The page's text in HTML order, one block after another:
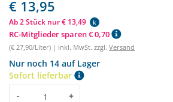
€ 13,95
Ab 2 Stück nur € 13,49 k
RC-Mitglieder sparen € 0,70
(€ 27,90/Liter) | inkl. MwSt. zzgl. Versand
Nur noch 14 auf Lager
Sofort lieferbar
Menge
- +